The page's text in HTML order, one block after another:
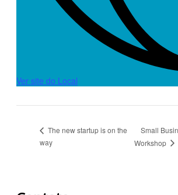
Ver site do Local
The new startup is on the
way
Small
Workshop